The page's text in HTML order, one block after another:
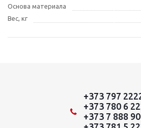
Основа материала
Вес, кг
+373 797
+373 780 6
+373 7 888